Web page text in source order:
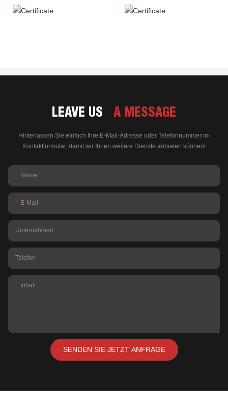
LEAVE US A MESSAGE
Hinterlassen Sie einfach Ihre E-Mail-Adresse oder Telefonnummer im
Kontaktformular, damit wir Ihnen weitere Dienste anbieten können!
Name
E-Mail
Unternehmen
Telefon
Inhalt
SENDEN SIE JETZT ANFRAGE